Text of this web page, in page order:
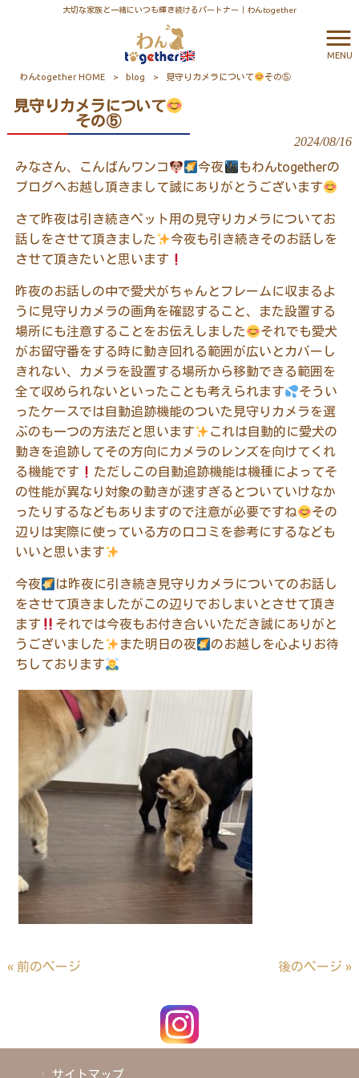
大切な家族と一緒にいつも輝き続けるパートナー｜わんtogether
MENU
わんtogether HOME > blog > 見守りカメラについて その⑤
見守りカメラについて
その⑤
2024/08/16
みなさん、こんばんワンコ 今夜
もわんtogetherの
ブログへお越し頂きまして誠にありがとうございます
さて昨夜は引き続きペット用の見守りカメラについてお
話しをさせて頂きました
今夜も引き続きそのお話しを
させて頂きたいと思います
昨夜のお話しの中で愛犬がちゃんとフレームに収まるよ
うに見守りカメラの画角を確認すること、また設置する
場所にも注意することをお伝えしました
それでも愛犬
がお留守番をする時に動き回れる範囲が広いとカバーし
きれない、カメラを設置する場所から移動できる範囲を
全て収められないといったことも考えられます
そうい
ったケースでは自動追跡機能のついた見守りカメラを選
ぶのも一つの方法だと思います
これは自動的に愛犬の
動きを追跡してその方向にカメラのレンズを向けてくれ
る機能です
ただしこの自動追跡機能は機種によってそ
の性能が異なり対象の動きが速すぎるとついていけなか
ったりするなどもありますので注意が必要ですね
その
辺りは実際に使っている方の口コミを参考にするなども
いいと思います
今夜
は昨夜に引き続き見守りカメラについてのお話し
をさせて頂きましたがこの辺りでおしまいとさせて頂き
ます
それでは今夜もお付き合いいただき誠にありがと
うございました
また明日の夜
のお越しを心よりお待
ちしております
« 前のページ 後のページ »
サイトマップ